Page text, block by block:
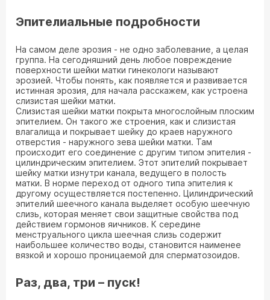
Эпителиальные подробности
На самом деле эрозия - не одно заболевание, а целая
группа. На сегодняшний день любое повреждение
поверхности шейки матки гинекологи называют
эрозией. Чтобы понять, как появляется и развивается
истинная эрозия, для начала расскажем, как устроена
слизистая шейки матки.
Слизистая шейки матки покрыта многослойным плоским
эпителием. Он такого же строения, как и слизистая
влагалища и покрывает шейку до краев наружного
отверстия - наружного зева шейки матки. Там
происходит его соединение с другим типом эпителия -
цилиндрическим эпителием. Этот эпителий покрывает
шейку матки изнутри канала, ведущего в полость
матки. В норме переход от одного типа эпителия к
другому осуществляется постепенно. Цилиндрический
эпителий шеечного канала выделяет особую шеечную
слизь, которая меняет свои защитные свойства под
действием гормонов яичников. К середине
менструального цикла шеечная слизь содержит
наибольшее количество воды, становится наименее
вязкой и хорошо проницаемой для сперматозоидов.
Раз, два, три – пуск!